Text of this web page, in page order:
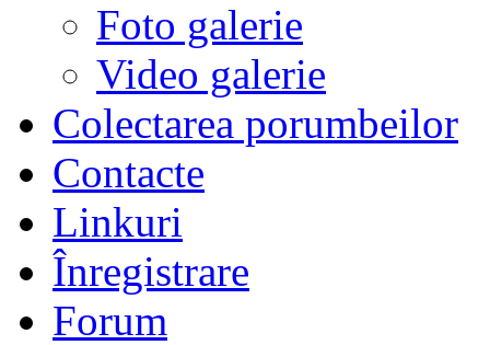
Foto galerie
Video galerie
Colectarea porumbeilor
Contacte
Linkuri
Înregistrare
Forum